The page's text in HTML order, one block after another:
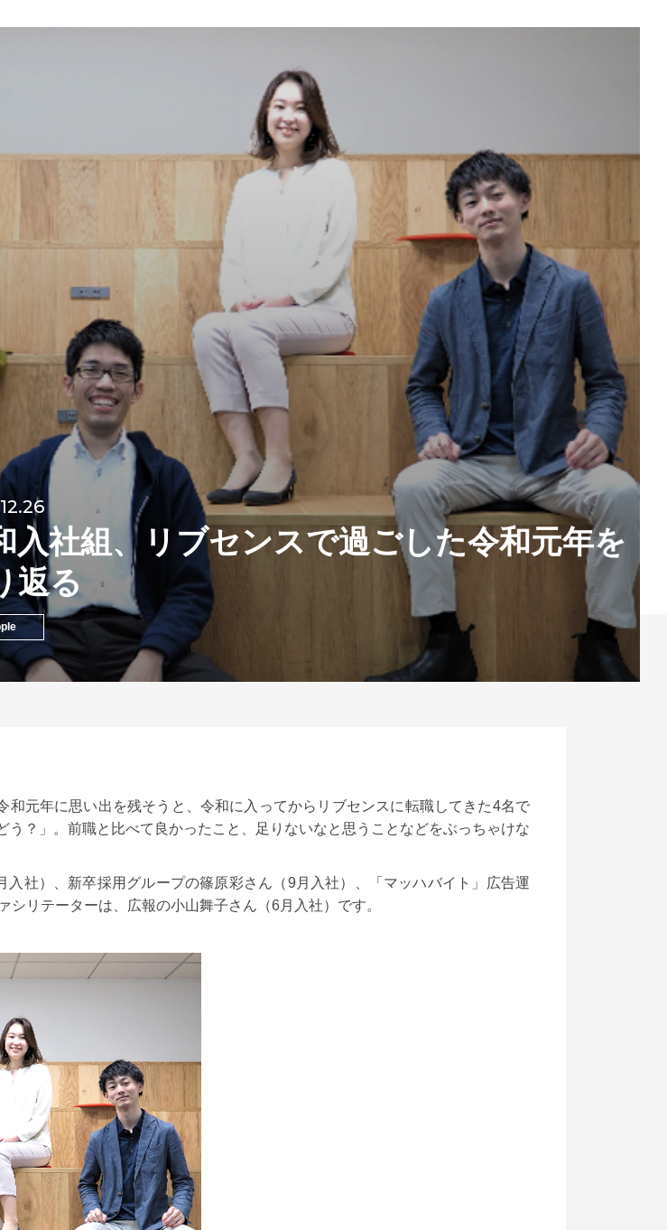
入社組、リブセンスで過ごした令和元年を
返る
元年に思い出を残そうと、令和に入ってからリブセンスに転職してきた4名で
？」。前職と比べて良かったこと、足りないなと思うことなどをぶっちゃけな
社）、新卒採用グループの篠原彩さん（9月入社）、「マッハバイト」広告運
リテーターは、広報の小山舞子さん（6月入社）です。